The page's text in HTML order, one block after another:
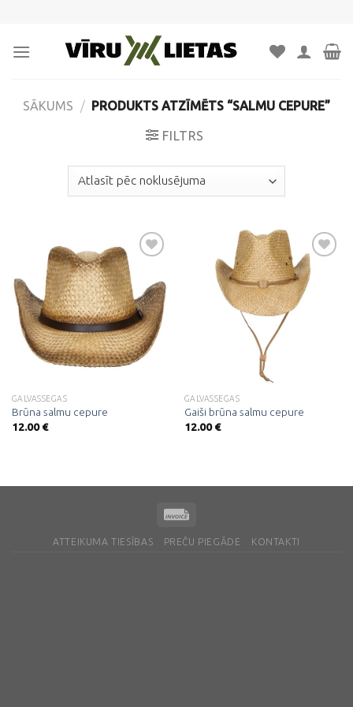
content
SĀKUMS / PRODUKTS ATZĪMĒTS “SALMU CEPURE”
FILTRS
Pievienot
vēlmju
sarakstam
GALVASSEGAS
Brūna salmu cepure
12.00€
Pievienot
vēlmju
GALVASSEGAS
Gaiši brūna salmu cepure
12.00€
ATTEIKUMA TIESĪBAS PREČU PIEGĀDE KONTAKTI